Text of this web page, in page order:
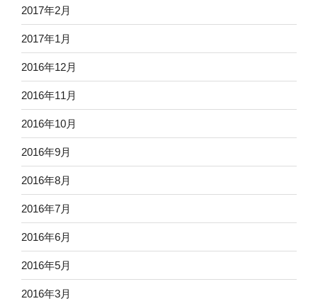
2017年2月
2017年1月
2016年12月
2016年11月
2016年10月
2016年9月
2016年8月
2016年7月
2016年6月
2016年5月
2016年3月